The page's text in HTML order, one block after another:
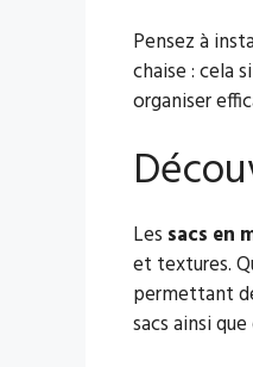
Pensez à
chaise : cela
organiser
Les sacs en
et textures.
permettant
sacs ainsi